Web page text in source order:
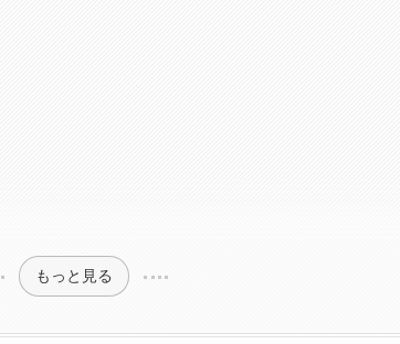
もっと見る